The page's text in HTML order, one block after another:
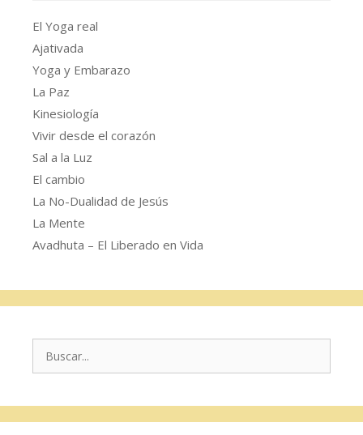
El Yoga real
Ajativada
Yoga y Embarazo
La Paz
Kinesiología
Vivir desde el corazón
Sal a la Luz
El cambio
La No-Dualidad de Jesús
La Mente
Avadhuta – El Liberado en Vida